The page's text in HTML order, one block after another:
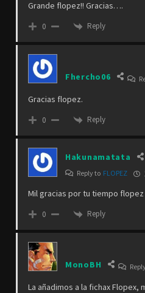
Grande flopez!! Gracias….
0 Reply
Fhercho06
Gracias flopez.
0 Reply
Hakunamatata
Reply to FLOPEZ
Mil gracias por tu tiempo flopez
0 Reply
MonoBH
La añadimos a la fichax Flopex,